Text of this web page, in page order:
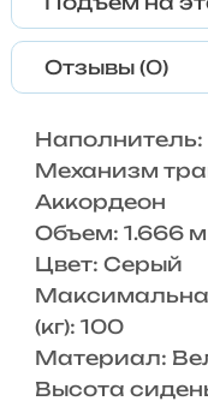
Отзывы (0)
Механизм
Аккордеон
Объем: 1.666 м
Цвет: Серый
(кг): 100
Материал:
Высота